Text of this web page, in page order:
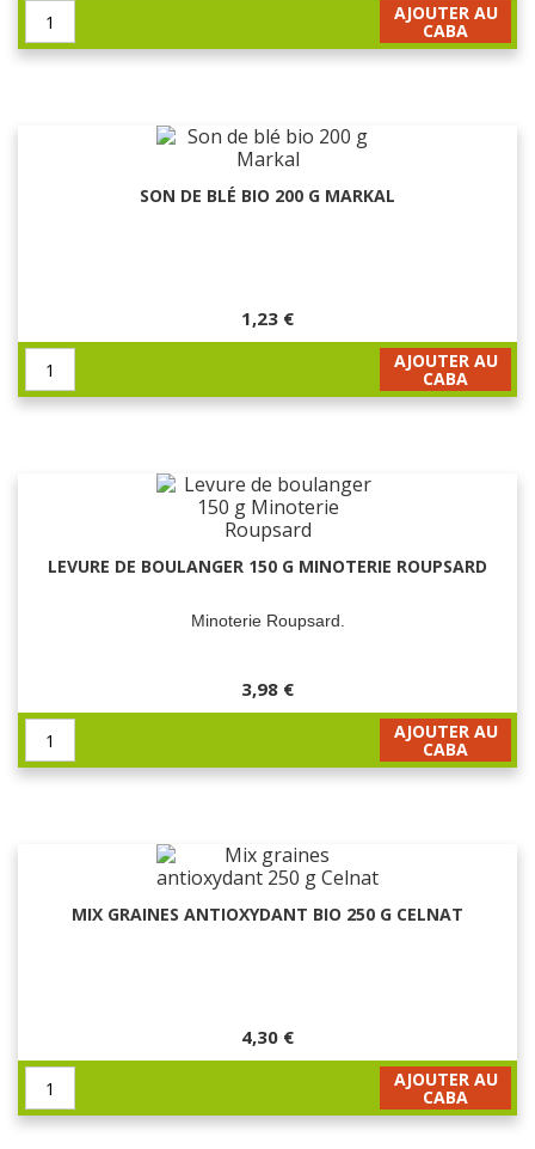
AJOUTER AU
CABA
SON DE BLÉ BIO 200 G MARKAL
1,23 €
AJOUTER AU
CABA
LEVURE DE BOULANGER 150 G MINOTERIE ROUPSARD
Minoterie Roupsard.
3,98 €
AJOUTER AU
CABA
MIX GRAINES ANTIOXYDANT BIO 250 G CELNAT
4,30 €
AJOUTER AU
CABA